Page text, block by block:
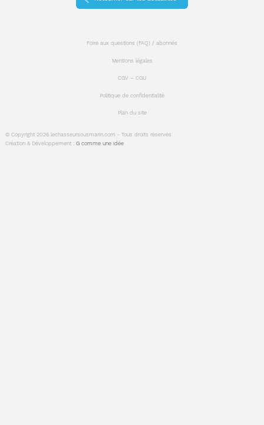
© Copyright 2026 lechasseursousmarin.com - Tous droits réservés
Création & Développement :G comme une idée
Foire aux questions (FAQ) / abonnés
Mentions légales
CGV – CGU
Politique de confidentialité
Plan du site